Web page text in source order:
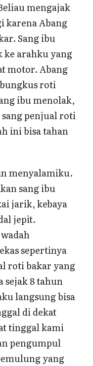
mengajak
karena Abang
Sang ibu
arahku yang
motor. Abang
roti
ibu menolak,
penjual roti
ini bisa tahan
menyalamiku.
sang ibu
jarik, kebaya
jepit.
sepertinya
roti bakar yang
sejak 8 tahun
langsung bisa
di dekat
tinggal kami
pengumpul
yang